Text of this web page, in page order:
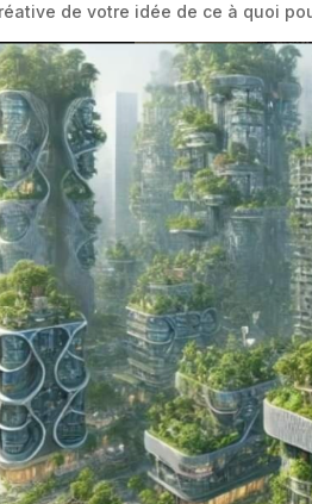
de votre idée de ce à quoi